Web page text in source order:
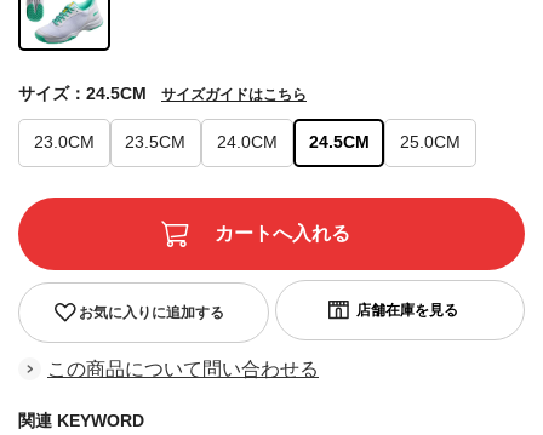
23.0CM 23.5CM 24.0CM 24.5CM 25.0CM
サイズ：24.5CM サイズガイドはこちら
お気に入りに追加する
この商品について問い合わせる
関連 KEYWORD